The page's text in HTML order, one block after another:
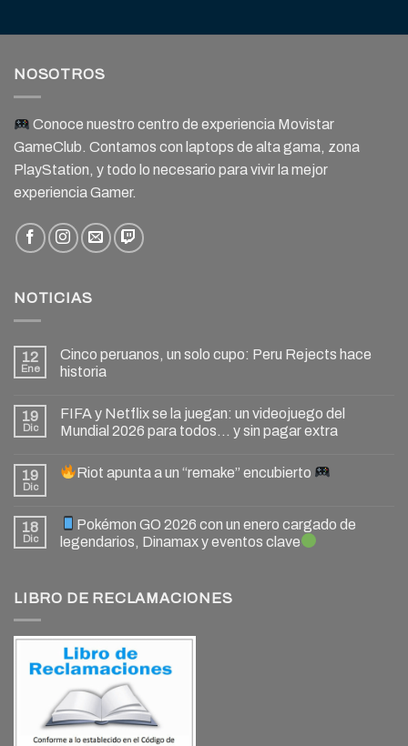
NOSOTROS
Conoce nuestro centro de experiencia Movistar
GameClub. Contamos con laptops de alta gama, zona
PlayStation, y todo lo necesario para vivir la mejor
experiencia Gamer.
NOTICIAS
12
Ene
Cinco peruanos, un solo cupo: Peru Rejects hace
historia
19
Dic
FIFA y Netflix se la juegan: un videojuego del
Mundial 2026 para todos… y sin pagar extra
19
Dic
Riot apunta a un “remake” encubierto
18
Dic
Pokémon GO 2026 con un enero cargado de
legendarios, Dinamax y eventos clave
LIBRO DE RECLAMACIONES